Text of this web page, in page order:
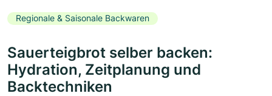
Regionale & Saisonale Backwaren
Sauerteigbrot selber backen:
Hydration, Zeitplanung und
Backtechniken